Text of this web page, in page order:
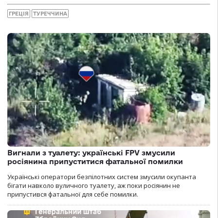
ГРЕЦІЯ ТУРЕЧЧИНА
Вигнали з туалету: українські FPV змусили
росіянина припуститися фатальної помилки
Українські оператори безпілотних систем змусили окупанта
бігати навколо вуличного туалету, аж поки росіянин не
припустився фатальної для себе помилки.